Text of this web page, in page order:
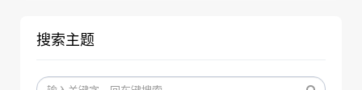
搜索主题